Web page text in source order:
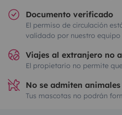
Documento verificado
El permiso de circulación
validado por nuestro equipo
Viajes al extranjero no
El propietario no permite
No se admiten animales
Tus mascotas no podrán